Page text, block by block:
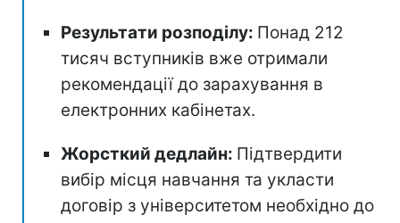
Результати розподілу: Понад 212
тисяч вступників вже отримали
рекомендації до зарахування в
електронних кабінетах.
Жорсткий дедлайн: Підтвердити
вибір місця навчання та укласти
договір з університетом необхідно до